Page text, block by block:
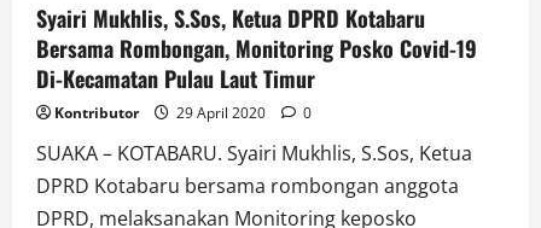
Syairi Mukhlis, S.Sos, Ketua DPRD Kotabaru
Bersama Rombongan, Monitoring Posko Covid-19
Di-Kecamatan Pulau Laut Timur
Kontributor 29 April 2020 0
SUAKA – KOTABARU. Syairi Mukhlis, S.Sos, Ketua
DPRD Kotabaru bersama rombongan anggota
DPRD, melaksanakan Monitoring keposko